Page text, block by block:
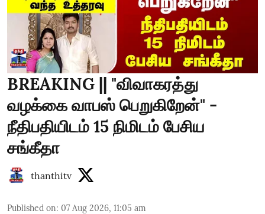
BREAKING || "விவாகரத்து
வழக்கை வாபஸ் பெறுகிறேன்" -
நீதிபதியிடம் 15 நிமிடம் பேசிய
சங்கீதா
thanthitv
Published on: 07 Aug 2026, 11:05 am